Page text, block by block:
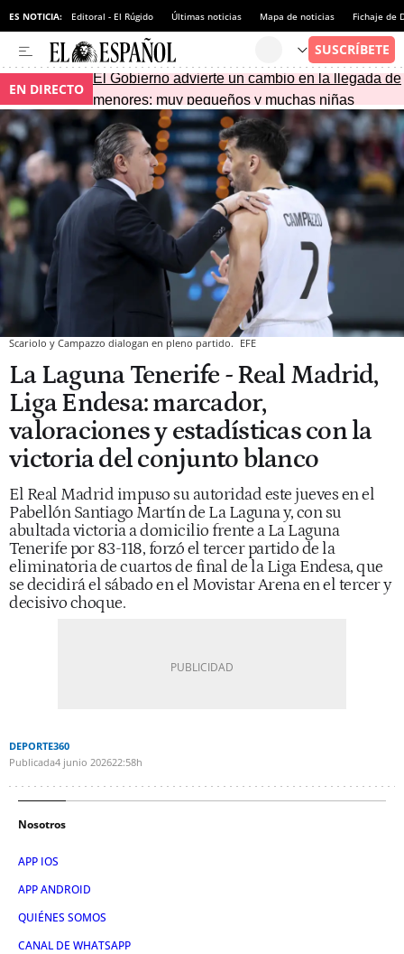
ES NOTICIA: Editoral - El Rúgido Últimas noticias Mapa de noticias Fichaje de
EN DIRECTO
El Gobierno advierte un cambio en la llegada de
menores: muy pequeños y muchas niñas
Scariolo y Campazzo dialogan en pleno partido. EFE
La Laguna Tenerife - Real Madrid,
Liga Endesa: marcador,
valoraciones y estadísticas con la
victoria del conjunto blanco
El Real Madrid impuso su autoridad este jueves en el
Pabellón Santiago Martín de La Laguna y, con su
abultada victoria a domicilio frente a La Laguna
Tenerife por 83-118, forzó el tercer partido de la
eliminatoria de cuartos de final de la Liga Endesa, que
se decidirá el sábado en el Movistar Arena en el tercer y
decisivo choque.
DEPORTE360
Publicada4 junio 202622:58h
Nosotros
APP IOS
APP ANDROID
QUIÉNES SOMOS
CANAL DE WHATSAPP